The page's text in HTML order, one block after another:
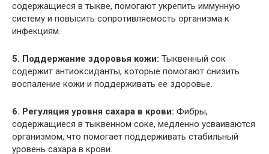
содержащиеся в тыкве, помогают укрепить иммунную
систему и повысить сопротивляемость организма к
инфекциям.
5. Поддержание здоровья кожи: Тыквенный сок
содержит антиоксиданты, которые помогают снизить
воспаление кожи и поддерживать ее здоровье.
6. Регуляция уровня сахара в крови: Фибры,
содержащиеся в тыквенном соке, медленно усваиваются
организмом, что помогает поддерживать стабильный
уровень сахара в крови.